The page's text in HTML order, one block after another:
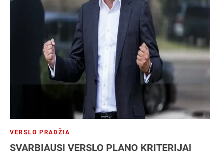
VERSLO PRADŽIA
SVARBIAUSI VERSLO PLANO KRITERIJAI